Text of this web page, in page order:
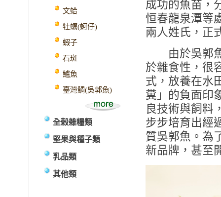
文蛤
牡蠣(蚵仔)
蝦子
石斑
鱸魚
臺灣鯛(吳郭魚)
全榖雜糧類
堅果與種子類
乳品類
其他類
成功的魚苗，
恒春龍泉潭等
兩人姓氏，正
由於吳郭魚
於雜食性，很
式，放養在水
糞」的負面印
良技術與飼料
步步培育出經
質吳郭魚。為
新品牌，甚至